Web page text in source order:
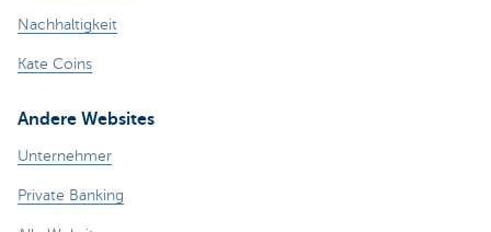
Nachhaltigkeit
Kate Coins
Andere Websites
Unternehmer
Private Banking